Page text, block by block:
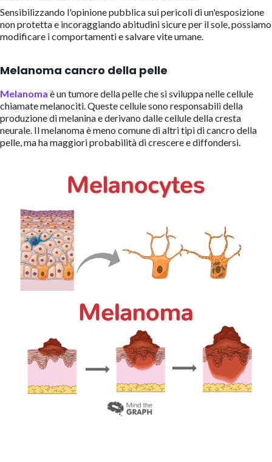
Sensibilizzando l'opinione pubblica sui pericoli di un'esposizione
non protetta e incoraggiando abitudini sicure per il sole, possiamo
modificare i comportamenti e salvare vite umane.
Melanoma cancro della pelle
Melanoma è un tumore della pelle che si sviluppa nelle cellule
chiamate melanociti. Queste cellule sono responsabili della
produzione di melanina e derivano dalle cellule della cresta
neurale. Il melanoma è meno comune di altri tipi di cancro della
pelle, ma ha maggiori probabilità di crescere e diffondersi.